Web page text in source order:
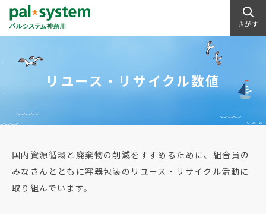
さがす
リユース・リサイクル数値
国内資源循環と廃棄物の削減をすすめるために、組合員の
みなさんとともに容器包装のリユース・リサイクル活動に
取り組んでいます。